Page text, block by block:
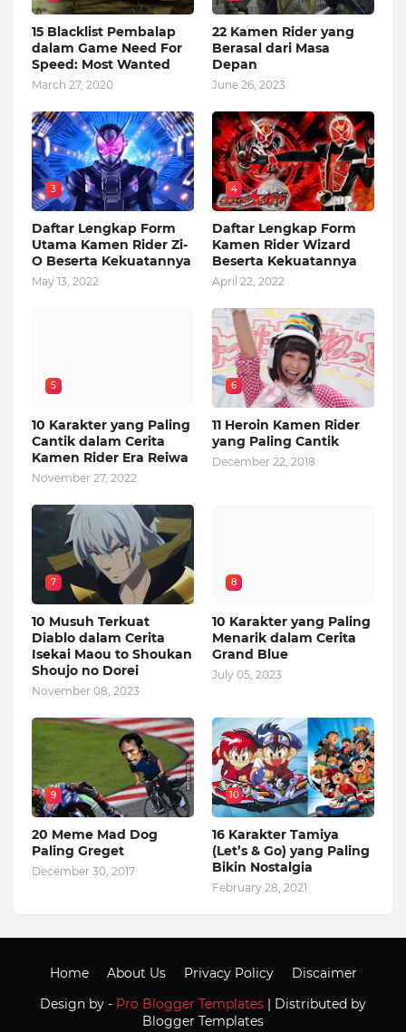
15 Blacklist Pembalap
dalam Game Need For
Speed: Most Wanted
March 27, 2020
22 Kamen Rider yang
Berasal dari Masa
Depan
June 26, 2023
3
Daftar Lengkap Form
Utama Kamen Rider Zi-
O Beserta Kekuatannya
May 13, 2022
4
Daftar Lengkap Form
Kamen Rider Wizard
Beserta Kekuatannya
April 22, 2022
5
10 Karakter yang Paling
Cantik dalam Cerita
Kamen Rider Era Reiwa
November 27, 2022
6
11 Heroin Kamen Rider
yang Paling Cantik
December 22, 2018
7
10 Musuh Terkuat
Diablo dalam Cerita
Isekai Maou to Shoukan
Shoujo no Dorei
November 08, 2023
8
10 Karakter yang Paling
Menarik dalam Cerita
Grand Blue
July 05, 2023
9
20 Meme Mad Dog
Paling Greget
December 30, 2017
10
16 Karakter Tamiya
(Let’s & Go) yang Paling
Bikin Nostalgia
February 28, 2021
Design by - Pro Blogger Templates | Distributed by
Blogger Templates
Home About Us Privacy Policy Discaimer